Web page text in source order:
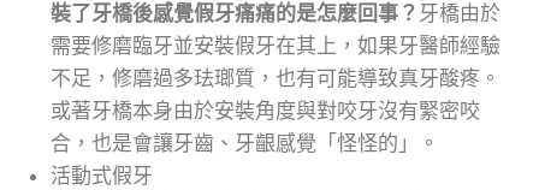
裝了牙橋後感覺假牙痛痛的是怎麼回事？ 牙橋由於
需要修磨臨牙並安裝假牙在其上，如果牙醫師經驗
不足，修磨過多珐瑯質，也有可能導致真牙酸疼。
或著牙橋本身由於安裝角度與對咬牙沒有緊密咬
合，也是會讓牙齒、牙齦感覺「怪怪的」。
活動式假牙